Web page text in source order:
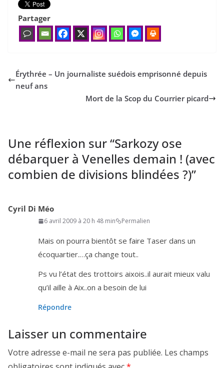
Partager
Érythrée – Un journaliste suédois emprisonné depuis
neuf ans
Mort de la Scop du Courrier picard
Une réflexion sur “Sarkozy ose
débarquer à Venelles demain ! (avec
combien de divisions blindées ?)”
Cyril Di Méo
6 avril 2009 à 20 h 48 min Permalien
Mais on pour­ra bien­tôt se faire Taser dans un
écoquartier.…ça change tout..
Ps vu l’é­tat des trot­toirs aixois..il aurait mieux valu
qu’il aille à Aix..on a besoin de lui
Répondre
Laisser un commentaire
Votre adresse e-mail ne sera pas publiée. Les champs